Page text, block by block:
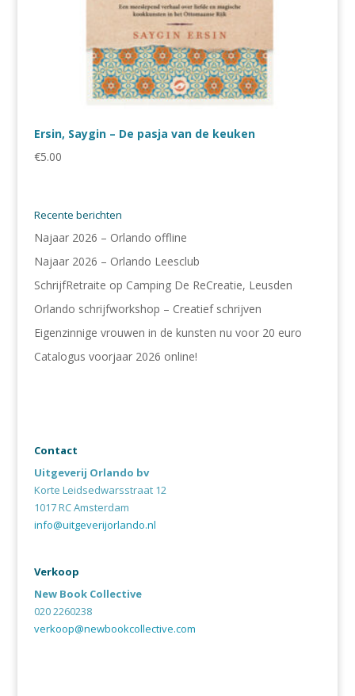
Ersin, Saygin – De pasja van de keuken
€5.00
Recente berichten
Najaar 2026 – Orlando offline
Najaar 2026 – Orlando Leesclub
SchrijfRetraite op Camping De ReCreatie, Leusden
Orlando schrijfworkshop – Creatief schrijven
Eigenzinnige vrouwen in de kunsten nu voor 20 euro
Catalogus voorjaar 2026 online!
Contact
Uitgeverij Orlando bv
Korte Leidsedwarsstraat 12
1017 RC Amsterdam
info@uitgeverijorlando.nl
Verkoop
New Book Collective
020 2260238
verkoop@newbookcollective.com